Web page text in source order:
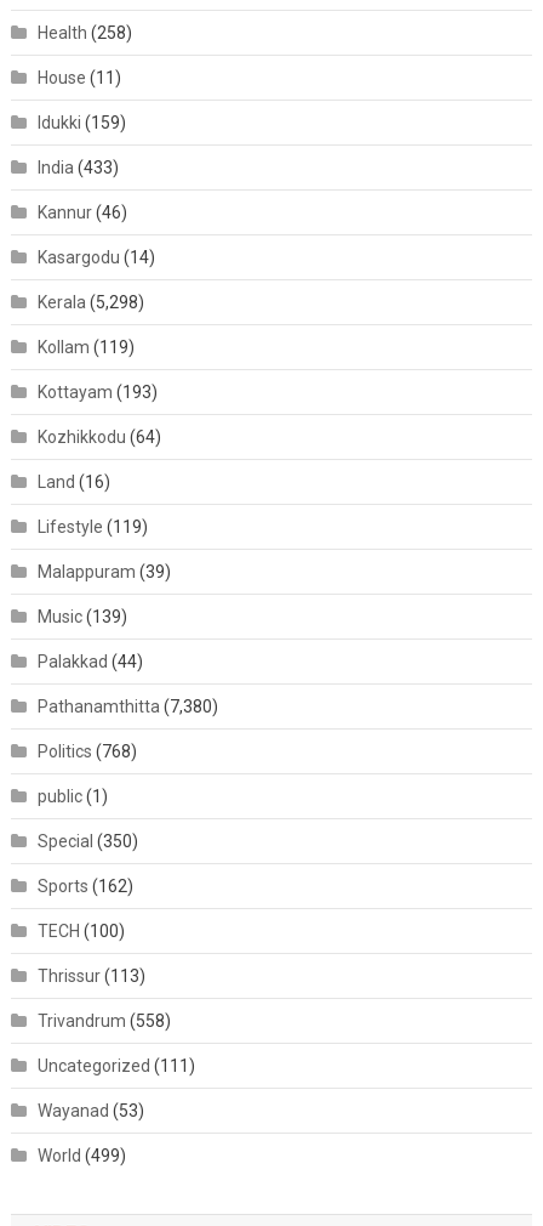
Health (258)
House (11)
Idukki (159)
India(433)
Kannur(46)
Kasargodu (14)
Kerala(5,298)
Kollam (119)
Kottayam (193)
Kozhikkodu (64)
Land (16)
Lifestyle (119)
Malappuram (39)
Music(139)
Palakkad (44)
Pathanamthitta(7,380)
Politics (768)
public(1)
Special (350)
Sports (162)
TECH (100)
Thrissur(113)
Trivandrum (558)
Uncategorized (111)
Wayanad (53)
World (499)